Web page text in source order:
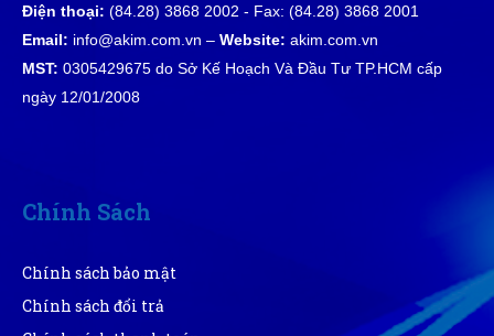
Trước đây cũng mua nhiều bên, từ ngày mua thử, rất
hài lòng về sản phẩm cũng như chất lượng
Tư vấn rất kiên nhẫn, hơi lâu xíu nhưng mua được
sản phẩm ưng ý
TA
Tuấn Anh
Điện thoại: (84.28) 3868 2002 - Fax: (84.28) 3868 2001
Email: info@akim.com.vn – Website: akim.com.vn
MST: 0305429675 do Sở Kế Hoạch Và Đầu Tư TP.HCM cấp
ngày 12/01/2008
Chính Sách
Chính sách bảo mật
Chính sách đổi trả